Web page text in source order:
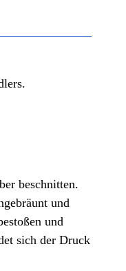
beschnitten.
und
und
sich der Druck